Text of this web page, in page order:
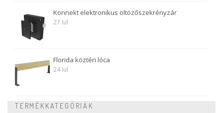
Konnekt elektronikus öltözőszekrényzár
27 Iul
Florida köztéri lóca
24 Iul
TERMÉKKATEGÓRIÁK